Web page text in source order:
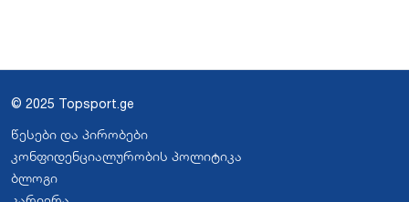
© 2025 Topsport.ge
წესები და პირობები
კონფიდენციალურობის პოლიტიკა
ბლოგი